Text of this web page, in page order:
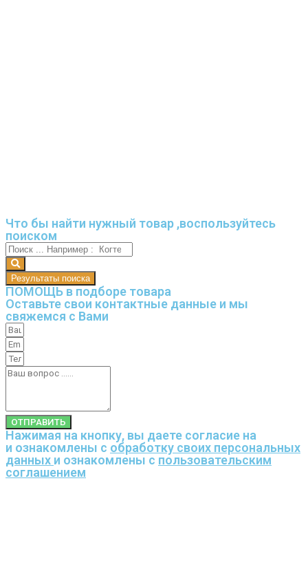
Что бы найти нужный товар ,воспользуйтесь
поиском
Результаты поиска
ПОМОЩЬ в подборе товара
Оставьте свои контактные данные и мы
свяжемся с Вами
ОТПРАВИТЬ
Нажимая на кнопку, вы даете согласие на
и ознакомлены с обработку своих персональных
данных и ознакомлены с пользовательским
соглашением